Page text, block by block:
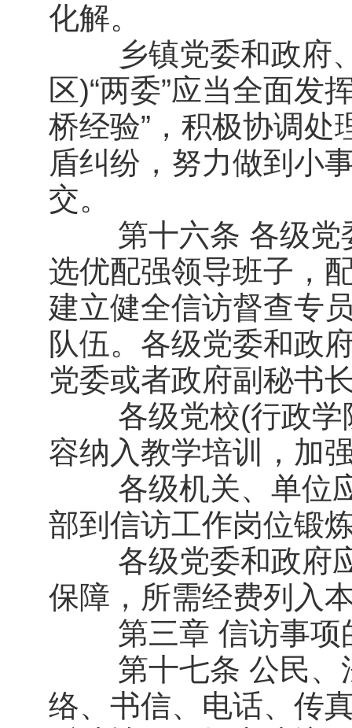
化解。
乡镇党委和政府、
区)“两委”应当全面发
桥经验”，积极协调
盾纠纷，努力做到小
交。
第十六条 各级党委
选优配强领导班子，
建立健全信访督查专
队伍。各级党委和政
党委或者政府副秘书
各级党校(行政学
容纳入教学培训，加
各级机关、单位应
部到信访工作岗位锻
各级党委和政府应
保障，所需经费列入
第三章 信访事项
第十七条 公民、法
络、书信、电话、传